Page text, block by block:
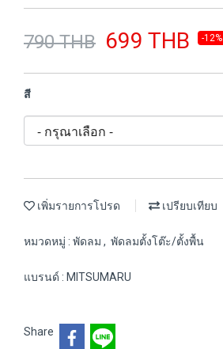
790 THB 699 THB -12%
สี
เพิ่มรายการโปรด เปรียบเทียบ
หมวดหมู่ : พัดลม , พัดลมตั้งโต๊ะ/ตั้งพื้น
แบรนด์ : MITSUMARU
Share